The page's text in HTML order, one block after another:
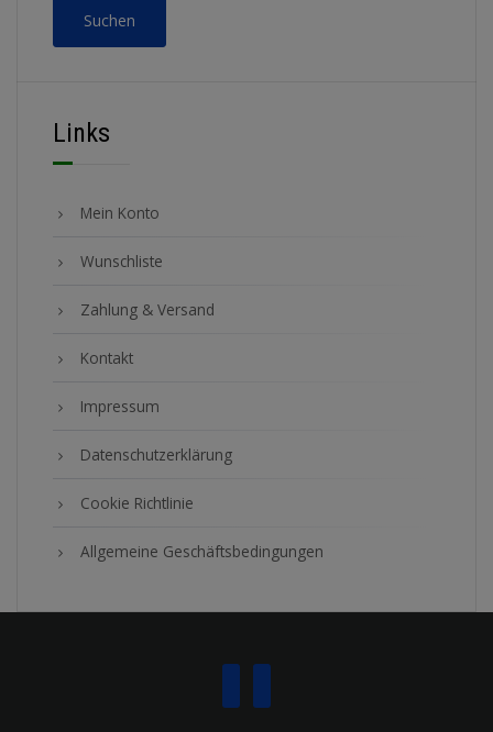
Suchen
Links
Mein Konto
Wunschliste
Zahlung & Versand
Kontakt
Impressum
Datenschutzerklärung
Cookie Richtlinie
Allgemeine Geschäftsbedingungen